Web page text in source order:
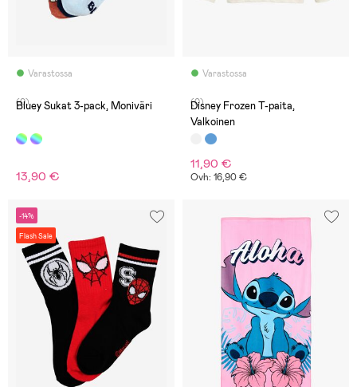
Varastossa
(0)
Bluey Sukat 3-pack, Moniväri
13,90 €
Varastossa
(0)
Disney Frozen T-paita,
Valkoinen
11,90 €
Ovh: 16,90 €
-14%
Flash Sale